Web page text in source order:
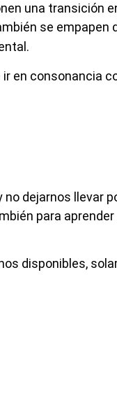
una transición
se empapen
en consonancia
dejarnos llevar
para aprender
disponibles,